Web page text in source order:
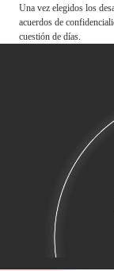
Una vez elegidos los
acuerdos de
cuestión de días.